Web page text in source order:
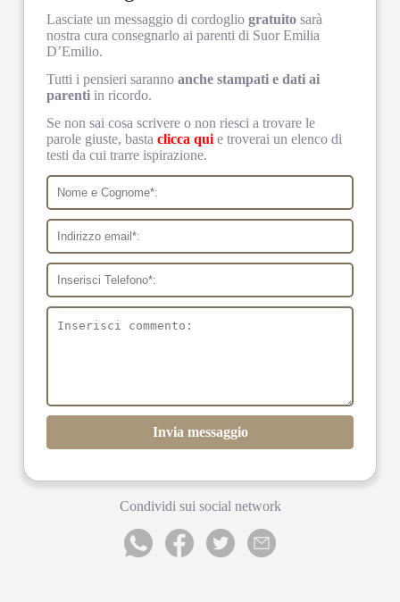
Lasciate un messaggio di cordogliogratuito sarà
nostra cura consegnarlo ai parenti di Suor Emilia
D’Emilio.
Tutti i pensieri sarannoanche stampati e dati ai
parenti in ricordo.
Se non sai cosa scrivere o non riesci a trovare le
parole giuste, bastaclicca qui e troverai un elenco di
testi da cui trarre ispirazione.
Invia messaggio
Condividi sui social network